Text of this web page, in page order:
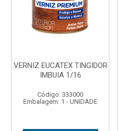
VERNIZ EUCATEX TINGIDOR
IMBUIA 1/16
Código: 333000
Embalagem: 1 - UNIDADE